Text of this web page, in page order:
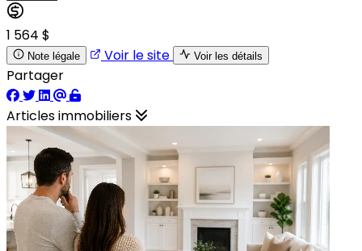
1 564 $
Note légale Voir le site Voir les détails
Partager
Articles immobiliers